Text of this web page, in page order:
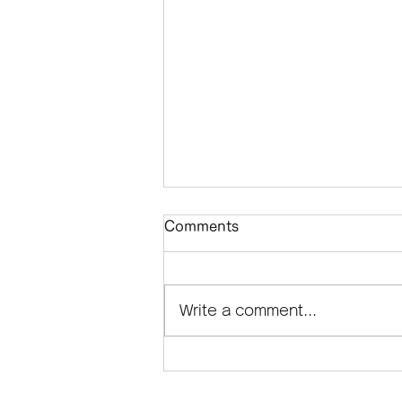
[New Menu!] Tomyum
Comments
Write a comment...